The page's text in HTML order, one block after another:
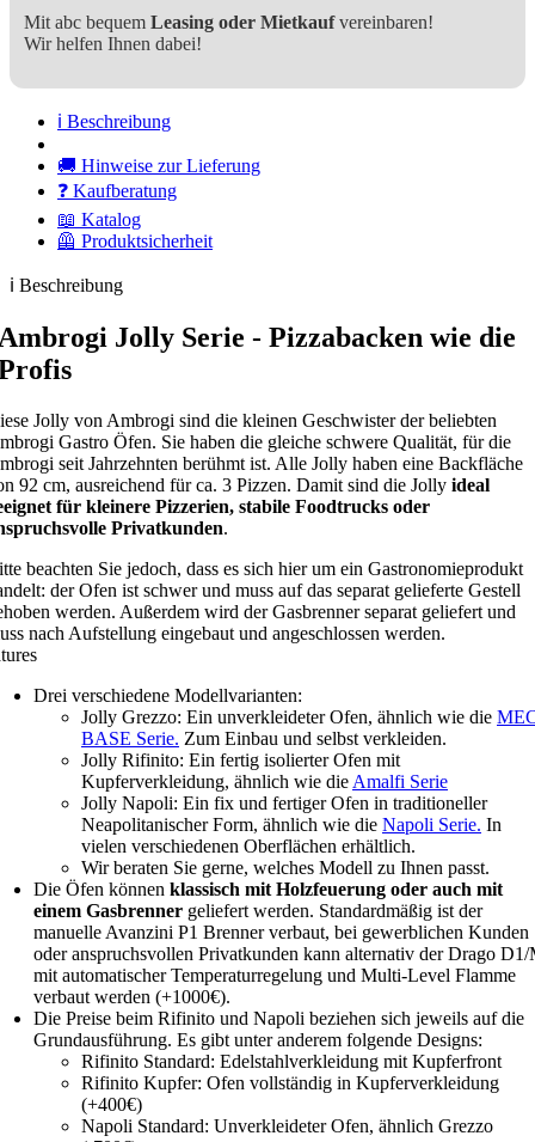
Mit abc bequem Leasing oder Mietkaufvereinbaren!
Wir helfen Ihnen dabei!
ℹ️ Beschreibung
🚚 Hinweise zur Lieferung
❓ Kaufberatung
📖 Katalog
🦺 Produktsicherheit
ℹ️ Beschreibung
Jolly Serie - Pizzabacken wie die
Jolly von Ambrogi sind die kleinen Geschwister der beliebten
Gastro Öfen. Sie haben die gleiche schwere Qualität, für die
seit Jahrzehnten berühmt ist. Alle Jolly haben eine Backfläche
92 cm, ausreichend für ca. 3 Pizzen. Damit sind die Jolly ideal
für kleinere Pizzerien, stabile Foodtrucks oder
Privatkunden.
beachten Sie jedoch, dass es sich hier um ein Gastronomieprodukt
der Ofen ist schwer und muss auf das separat gelieferte Gestell
werden. Außerdem wird der Gasbrenner separat geliefert und
nach Aufstellung eingebaut und angeschlossen werden.
Drei verschiedene Modellvarianten:
Jolly Grezzo: Ein unverkleideter Ofen, ähnlich wie die
BASE Serie. Zum Einbau und selbst verkleiden.
Jolly Rifinito: Ein fertig isolierter Ofen mit
Kupferverkleidung, ähnlich wie die Amalfi Serie
Jolly Napoli: Ein fix und fertiger Ofen in traditioneller
Neapolitanischer Form, ähnlich wie die Napoli Serie. In
vielen verschiedenen Oberflächen erhältlich.
Wir beraten Sie gerne, welches Modell zu Ihnen passt.
Die Öfen können klassisch mit Holzfeuerung oder auch mit
einem Gasbrenner geliefert werden. Standardmäßig ist der
manuelle Avanzini P1 Brenner verbaut, bei gewerblichen Kunden
oder anspruchsvollen Privatkunden kann alternativ der Drago D1/
mit automatischer Temperaturregelung und Multi-Level Flamme
verbaut werden (+1000€).
Die Preise beim Rifinito und Napoli beziehen sich jeweils auf die
Grundausführung. Es gibt unter anderem folgende Designs:
Rifinito Standard: Edelstahlverkleidung mit Kupferfront
Rifinito Kupfer: Ofen vollständig in Kupferverkleidung
(+400€)
Napoli Standard: Unverkleideter Ofen, ähnlich Grezzo